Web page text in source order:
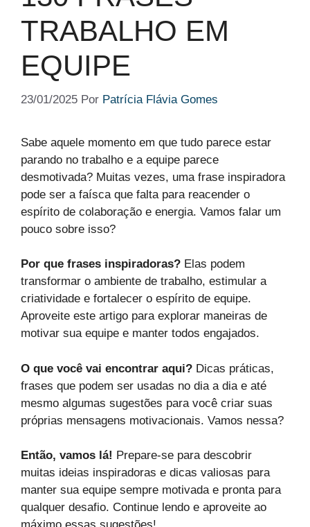
TRABALHO EM
EQUIPE
23/01/2025 Por Patrícia Flávia Gomes
Sabe aquele momento em que tudo parece estar
parando no trabalho e a equipe parece
desmotivada? Muitas vezes, uma frase inspiradora
pode ser a faísca que falta para reacender o
espírito de colaboração e energia. Vamos falar um
pouco sobre isso?
Por que frases inspiradoras? Elas podem
transformar o ambiente de trabalho, estimular a
criatividade e fortalecer o espírito de equipe.
Aproveite este artigo para explorar maneiras de
motivar sua equipe e manter todos engajados.
O que você vai encontrar aqui? Dicas práticas,
frases que podem ser usadas no dia a dia e até
mesmo algumas sugestões para você criar suas
próprias mensagens motivacionais. Vamos nessa?
Então, vamos lá! Prepare-se para descobrir
muitas ideias inspiradoras e dicas valiosas para
manter sua equipe sempre motivada e pronta para
qualquer desafio. Continue lendo e aproveite ao